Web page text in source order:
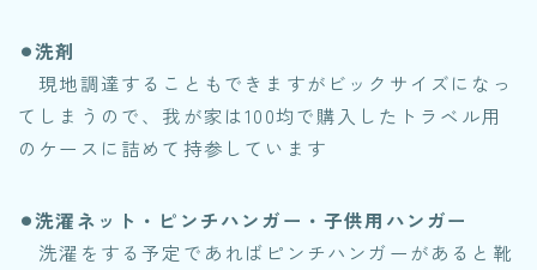
⚫︎洗剤
現地調達することもできますがビックサイズになっ
てしまうので、我が家は100均で購入したトラベル用
のケースに詰めて持参しています
⚫︎洗濯ネット・ピンチハンガー・子供用ハンガー
洗濯をする予定であればピンチハンガーがあると靴